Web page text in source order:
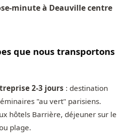
minute à Deauville centre
que nous transportons
2-3 jours : destination
"au vert" parisiens.
hôtels Barrière, déjeuner sur le
plage.